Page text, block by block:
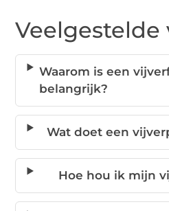
Veelgestelde
Waarom is een
belangrijk?
Wat doet een
Hoe hou ik mijn